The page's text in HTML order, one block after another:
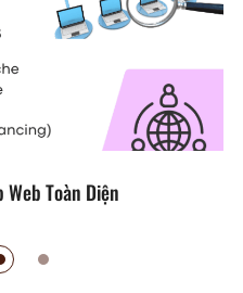
Web Toàn Diện